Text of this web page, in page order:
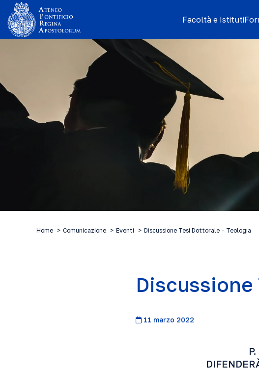
Facoltà e Istituti
Home Comunicazione Eventi Discussione Tesi Dottorale – Teologia
Discussione
11 marzo 2022